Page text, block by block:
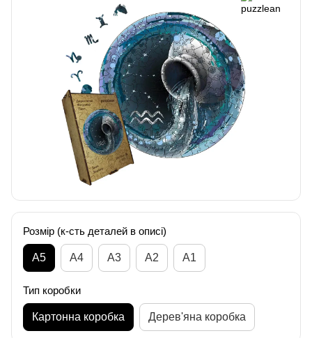
Розмір (к-сть деталей в описі)
А5 А4 A3 A2 A1
Тип коробки
Картонна коробка Дерев'яна коробка